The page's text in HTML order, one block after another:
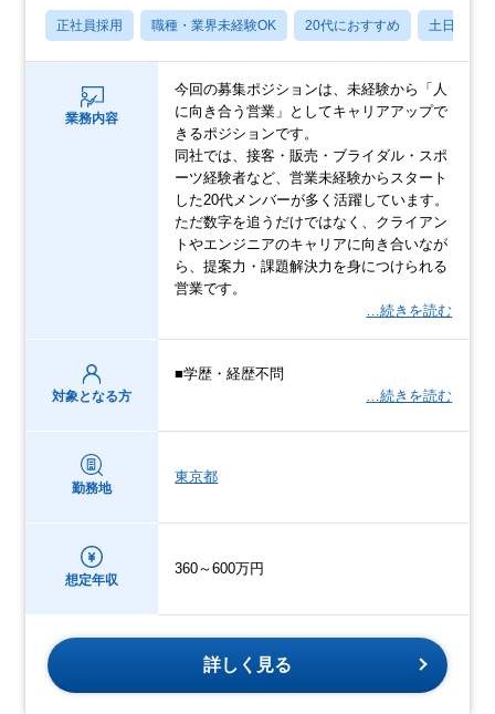
正社員採用 職種・業界未経験OK 20代におすすめ 土日祝休み
業務内容
今回の募集ポジションは、未経験から「人
に向き合う営業」としてキャリアアップで
きるポジションです。
同社では、接客・販売・ブライダル・スポ
ーツ経験者など、営業未経験からスタート
した20代メンバーが多く活躍しています。
ただ数字を追うだけではなく、クライアン
トやエンジニアのキャリアに向き合いなが
ら、提案力・課題解決力を身につけられる
営業です。
…続きを読む
対象となる方
■学歴・経歴不問
…続きを読む
勤務地
東京都
想定年収
360～600万円
詳しく見る